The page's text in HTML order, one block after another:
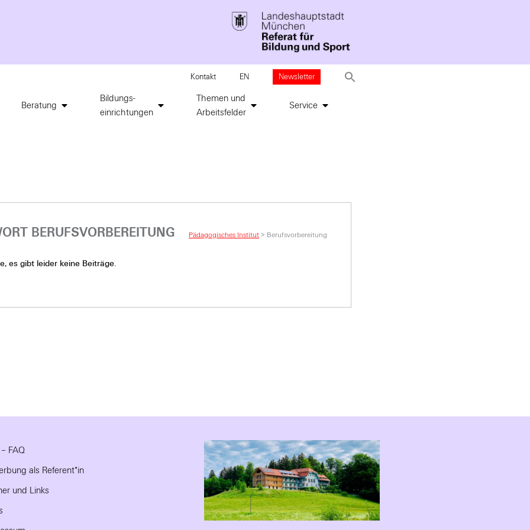
Kontakt EN Newsletter
Beratung
Bildungs-
einrichtungen
Themen und
Arbeitsfelder
Service
BERUFSVORBEREITUNG Pädagogisches Institut > Berufsvorbereitung
es gibt leider keine Beiträge.
FAQ
als Referent*in
und Links